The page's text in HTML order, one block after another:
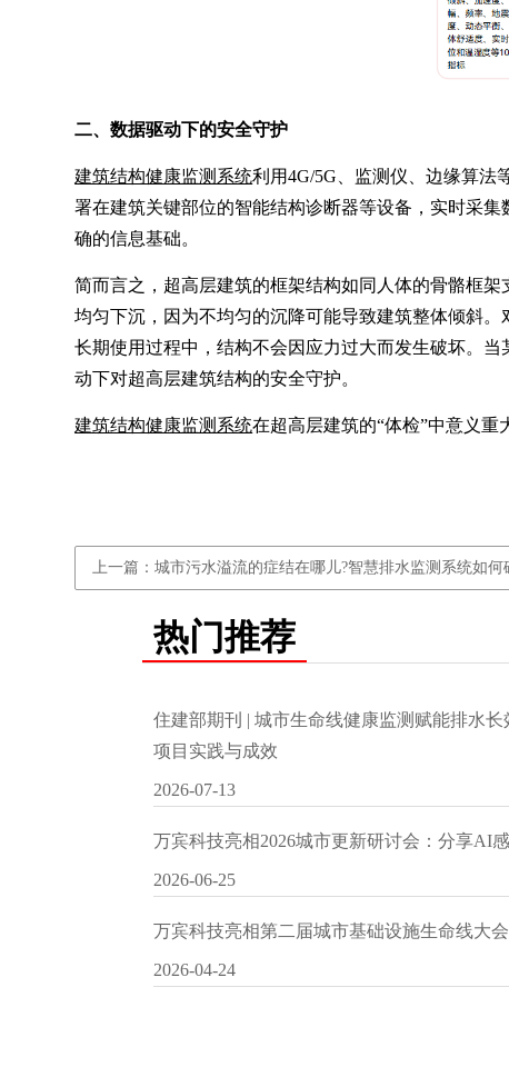
二、数据驱动下的安全守护
建筑结构健康监测系统利用4G/5G、监测仪、边缘算法
署在建筑关键部位的智能结构诊断器等设备，实时采
确的信息基础。
简而言之，超高层建筑的框架结构如同人体的骨骼框
均匀下沉，因为不均匀的沉降可能导致建筑整体倾斜
长期使用过程中，结构不会因应力过大而发生破坏。
动下对超高层建筑结构的安全守护。
建筑结构健康监测系统在超高层建筑的“体检”中意义
上一篇：城市污水溢流的症结在哪儿?智慧排水监测系统如何
热门推荐
住建部期刊 | 城市生命线健康监测赋能排水
项目实践与成效
2026-07-13
万宾科技亮相2026城市更新研讨会：分享AI
2026-06-25
万宾科技亮相第二届城市基础设施生命线大会
2026-04-24